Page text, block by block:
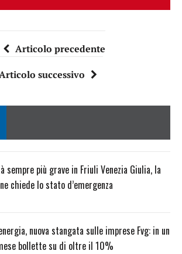
Articolo precedente
successivo
sempre più grave in Friuli Venezia Giulia, la
chiede lo stato d’emergenza
nuova stangata sulle imprese Fvg: in un
bollette su di oltre il 10%